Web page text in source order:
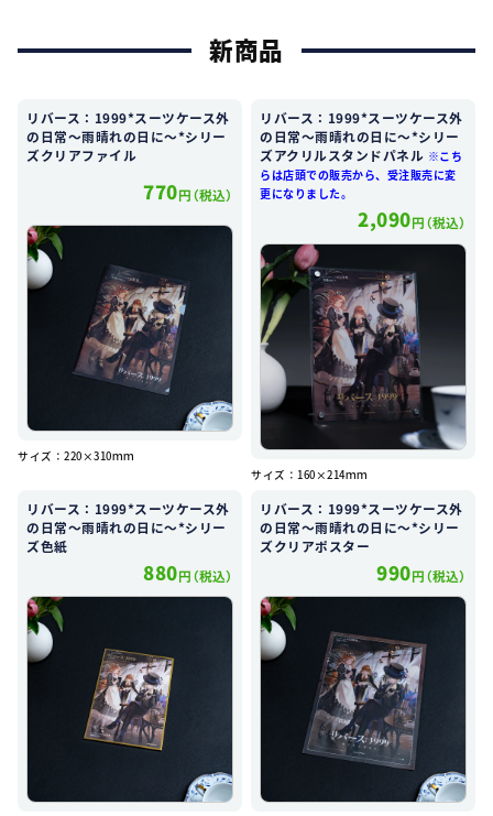
新商品
リバース：1999*スーツケース外
の日常～雨晴れの日に～*シリー
ズクリアファイル
770円（税込）
サイズ：220×310ｍｍ
リバース：1999*スーツケース外
の日常～雨晴れの日に～*シリー
ズアクリルスタンドパネル ※こち
らは店頭での販売から、受注販売に変
更になりました。
2,090円（税込）
サイズ：160×214ｍｍ
リバース：1999*スーツケース外
の日常～雨晴れの日に～*シリー
ズ色紙
880円（税込）
リバース：1999*スーツケース外
の日常～雨晴れの日に～*シリー
ズクリアポスター
990円（税込）